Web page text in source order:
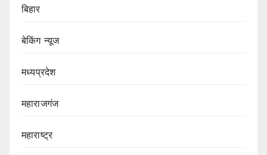
बिहार
बेकिंग न्यूज
मध्यप्रदेश
महाराजगंज
महाराष्ट्र